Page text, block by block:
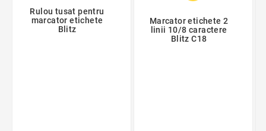
Rulou tusat pentru
marcator etichete
Blitz
Marcator etichete 2
linii 10/8 caractere
Blitz C18